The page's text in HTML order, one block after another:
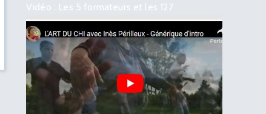
Vidéo : Les 5 formateurs et les 127